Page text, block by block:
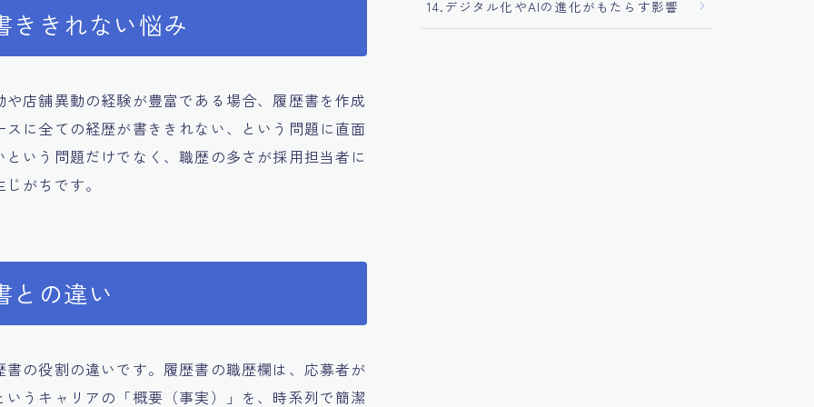
ききれない悩み
店舗異動の経験が豊富である場合、履歴書を作成
に全ての経歴が書ききれない、という問題に直面
いう問題だけでなく、職歴の多さが採用担当者に
がちです。
との違い
の役割の違いです。履歴書の職歴欄は、応募者が
うキャリアの「概要（事実）」を、時系列で簡潔
14.デジタル化やAIの進化がもたらす影響